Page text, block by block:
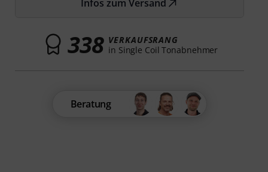
Infos zum Versand
338 VERKAUFSRANG
in Single Coil Tonabnehmer
Beratung